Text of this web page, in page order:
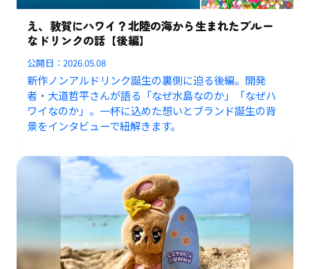
え、敦賀にハワイ？北陸の海から生まれたブルー
なドリンクの話【後編】
公開日：2026.05.08
新作ノンアルドリンク誕生の裏側に迫る後編。開発
者・大道哲平さんが語る「なぜ水島なのか」「なぜハ
ワイなのか」。一杯に込めた想いとブランド誕生の背
景をインタビューで紐解きます。